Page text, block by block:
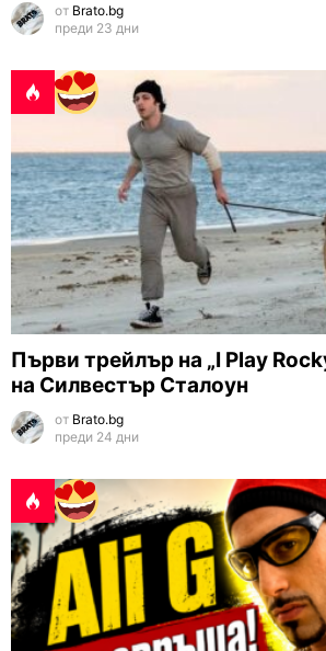
от Brato.bg
преди 23 дни
Първи трейлър на „I Play
на Силвестър Сталоун
от Brato.bg
преди 24 дни